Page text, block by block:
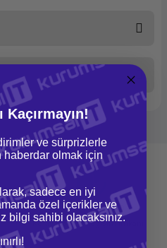
Yaz
soru sorulmamış.
İade ve Değişim
Kolay iade ve değişim imkanı
Kaçırmayın!
ve sürprizlerle
olmak için
sadece en iyi
özel içerikler ve
bilgi sahibi olacaksınız.